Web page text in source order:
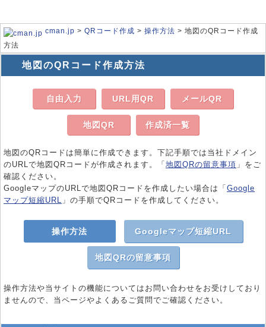
cman.jp > QRコード作成 > 操作方法 > 地図のQRコード作成
方法
地図のQRコード作成方法
自由入力 URL用QR メールQR
地図QR 作成済一覧
地図のQRコードは簡単に作成できます。下記手順では当社ドメイン
のURLで地図QRコードが作成されます。「 地図QRの留意事項 」をご
確認ください。
GoogleマップのURLで地図QRコードを作成したい場合は「 Google
マップ短縮URL 」の手順でQRコードを作成してください。
操作方法 Googleマップ短縮URL
地図QRの留意事項
操作方法や当サイトの機能についてはお問い合わせをお受けしており
ませんので、当ページやよくあるご質問でご確認ください。